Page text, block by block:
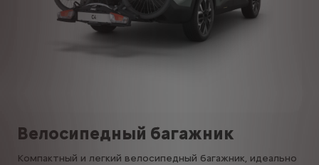
Велосипедный багажник
Компактный и легкий велосипедный багажник, идеально